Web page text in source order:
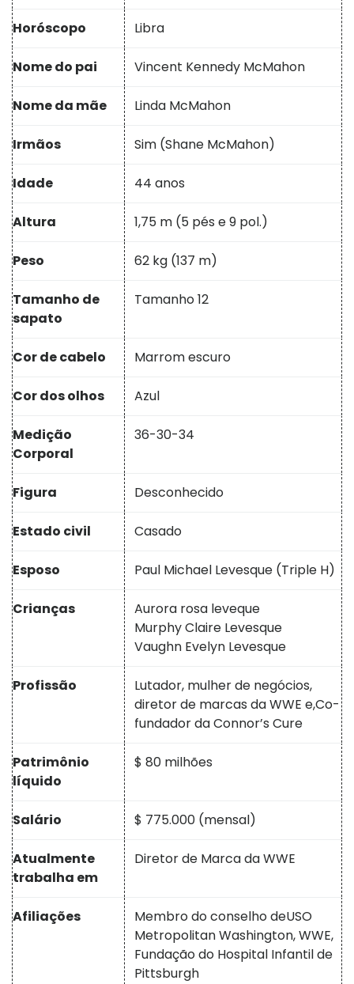
Horóscopo Libra
Nome do pai Vincent Kennedy McMahon
Nome da mãe Linda McMahon
Irmãos Sim (Shane McMahon)
Idade 44 anos
Altura 1,75 m (5 pés e 9 pol.)
Peso 62 kg (137 m)
Tamanho de
sapato
Tamanho 12
Cor de cabelo Marrom escuro
Cor dos olhos Azul
Medição
Corporal
36-30-34
Figura Desconhecido
Estado civil Casado
Esposo Paul Michael Levesque (Triple H)
Crianças
Aurora rosa leveque
Murphy Claire Levesque
Vaughn Evelyn Levesque
Profissão
Lutador, mulher de negócios,
diretor de marcas da WWE e,Co-
fundador da Connor’s Cure
Patrimônio
líquido
$ 80 milhões
Salário $ 775.000 (mensal)
Atualmente
trabalha em
Diretor de Marca da WWE
Afiliações Membro do conselho deUSO
Metropolitan Washington, WWE,
Fundação do Hospital Infantil de
Pittsburgh